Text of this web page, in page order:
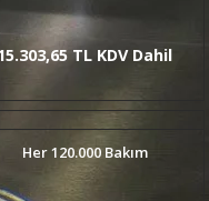
TL KDV Dahil
Her 120.000 Bakım